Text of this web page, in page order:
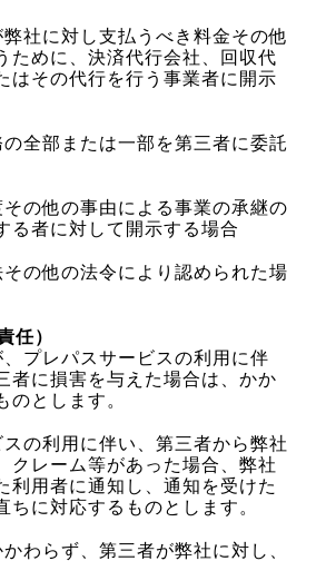
社に対し支払うべき料金その他
ために、決済代行会社、回収代
はその代行を行う事業者に開示
全部または一部を第三者に委託
の他の事由による事業の承継の
る者に対して開示する場合
の他の法令により認められた場
任）
プレパスサービスの利用に伴
者に損害を与えた場合は、かか
のとします。
の利用に伴い、第三者から弊社
クレーム等があった場合、弊社
利用者に通知し、通知を受けた
ちに対応するものとします。
わらず、第三者が弊社に対し、